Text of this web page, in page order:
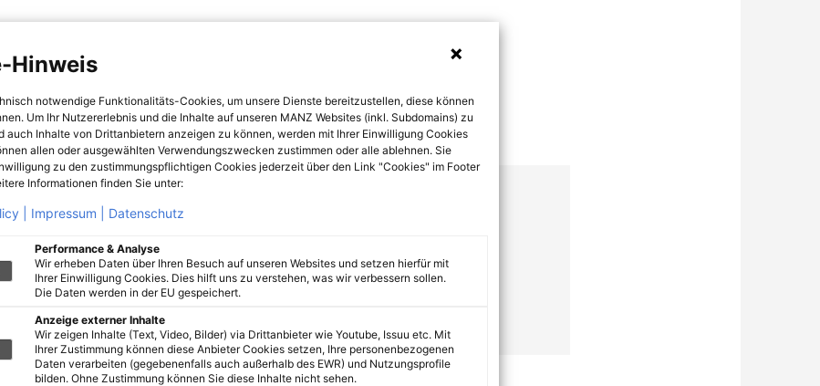
Hinweis
notwendige Funktionalitäts-Cookies, um unsere Dienste bereitzustellen, diese können
Um Ihr Nutzererlebnis und die Inhalte auf unseren MANZ Websites (inkl. Subdomains) zu
auch Inhalte von Drittanbietern anzeigen zu können, werden mit Ihrer Einwilligung Cookies
allen oder ausgewählten Verwendungszwecken zustimmen oder alle ablehnen. Sie
zu den zustimmungspflichtigen Cookies jederzeit über den Link "Cookies" im Footer
Informationen finden Sie unter:
| Impressum | Datenschutz
Performance & Analyse
Wir erheben Daten über Ihren Besuch auf unseren Websites und setzen hierfür mit
Ihrer Einwilligung Cookies. Dies hilft uns zu verstehen, was wir verbessern sollen.
Die Daten werden in der EU gespeichert.
Anzeige externer Inhalte
Wir zeigen Inhalte (Text, Video, Bilder) via Drittanbieter wie Youtube, Issuu etc. Mit
Ihrer Zustimmung können diese Anbieter Cookies setzen, Ihre personenbezogenen
Daten verarbeiten (gegebenenfalls auch außerhalb des EWR) und Nutzungsprofile
bilden. Ohne Zustimmung können Sie diese Inhalte nicht sehen.